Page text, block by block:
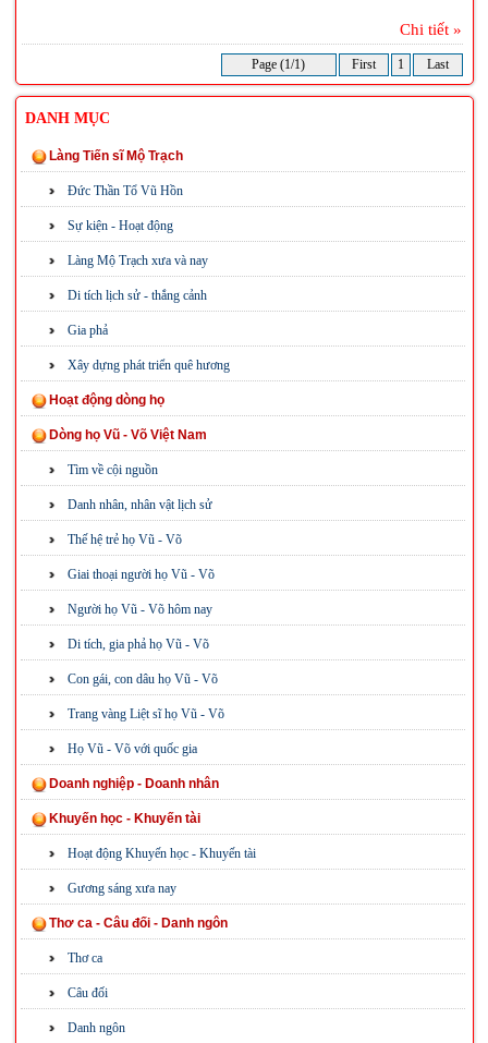
Chi tiết »
Page (1/1) First 1 Last
DANH MỤC
Làng Tiến sĩ Mộ Trạch
Đức Thần Tổ Vũ Hồn
Sự kiện - Hoạt động
Làng Mộ Trạch xưa và nay
Di tích lịch sử - thắng cảnh
Gia phả
Xây dựng phát triển quê hương
Hoạt động dòng họ
Dòng họ Vũ - Võ Việt Nam
Tìm về cội nguồn
Danh nhân, nhân vật lịch sử
Thế hệ trẻ họ Vũ - Võ
Giai thoại người họ Vũ - Võ
Người họ Vũ - Võ hôm nay
Di tích, gia phả họ Vũ - Võ
Con gái, con dâu họ Vũ - Võ
Trang vàng Liệt sĩ họ Vũ - Võ
Họ Vũ - Võ với quốc gia
Doanh nghiệp - Doanh nhân
Khuyến học - Khuyến tài
Hoạt động Khuyến học - Khuyến tài
Gương sáng xưa nay
Thơ ca - Câu đối - Danh ngôn
Thơ ca
Câu đối
Danh ngôn